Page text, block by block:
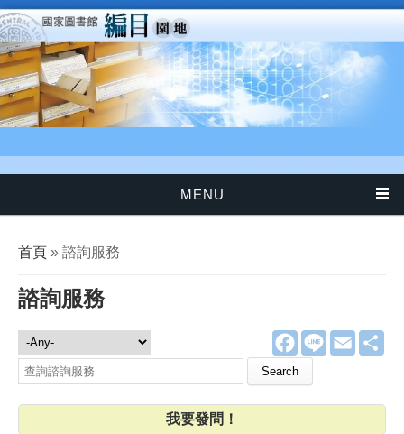
移至主內容
MENU
您在這裡
首頁 » 諮詢服務
諮詢服務
F
a
e
o
L
E
m
諮詢服務
Search this site
我要發問！